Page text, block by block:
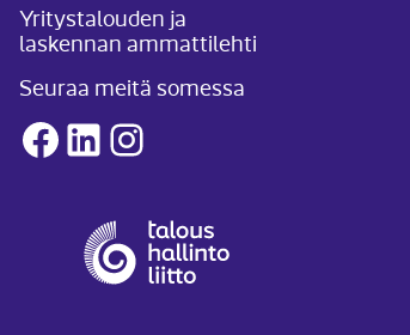
Yritystalouden ja
laskennan ammattilehti
Seuraa meitä somessa
Facebook
LinkedInInstagram